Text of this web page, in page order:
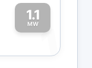
1.1
MW1